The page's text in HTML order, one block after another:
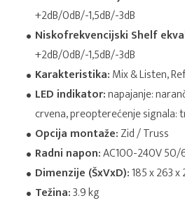
+2dB/0dB/-1,5dB/-3dB
Niskofrekvencijski Shelf
+2dB/0dB/-1,5dB/-3dB
Karakteristika:Mix & Listen,
LED indikator:napajanje:
crvena, preopterećenje signala:
Opcija montaže:Zid / Truss
Radni napon:AC100-240V 50/
Dimenzije (ŠxVxD):185 x 263 x
Težina:3.9 kg